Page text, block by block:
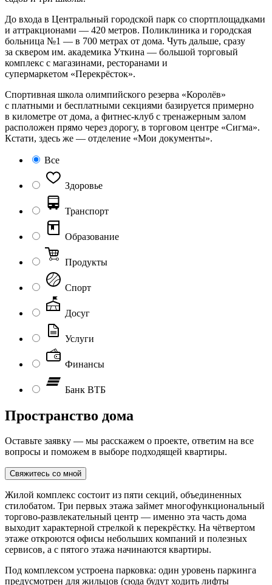
До входа в Центральный городской парк со спортплощадками
и аттракционами — 420 метров. Поликлиника и городская
больница №1 — в 700 метрах от дома. Чуть дальше, сразу
за сквером им. академика Уткина — большой торговый
комплекс с магазинами, ресторанами и
супермаркетом «Перекрёсток».
Спортивная школа олимпийского резерва «Королёв»
с платными и бесплатными секциями базируется примерно
в километре от дома, а фитнес‐клуб с тренажерным залом
расположен прямо через дорогу, в торговом центре «Сигма».
Кстати, здесь же — отделение «Мои документы».
Все
Здоровье
Транспорт
Образование
Продукты
Спорт
Досуг
Услуги
Финансы
Банк ВТБ
Пространство дома
Оставьте заявку — мы расскажем о проекте, ответим на все
вопросы и поможем в выборе подходящей квартиры.
Свяжитесь со мной
Жилой комплекс состоит из пяти секций, объединенных
стилобатом. Три первых этажа займет многофункциональный
торгово‐развлекательный центр — именно эта часть дома
выходит характерной стрелкой к перекрёстку. На чётвертом
этаже откроются офисы небольших компаний и полезных
сервисов, а с пятого этажа начинаются квартиры.
Под комплексом устроена парковка: один уровень паркинга
предусмотрен для жильцов (сюда будут ходить лифты